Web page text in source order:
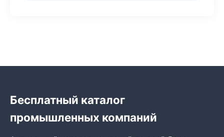
Бесплатный каталог
промышленных компаний